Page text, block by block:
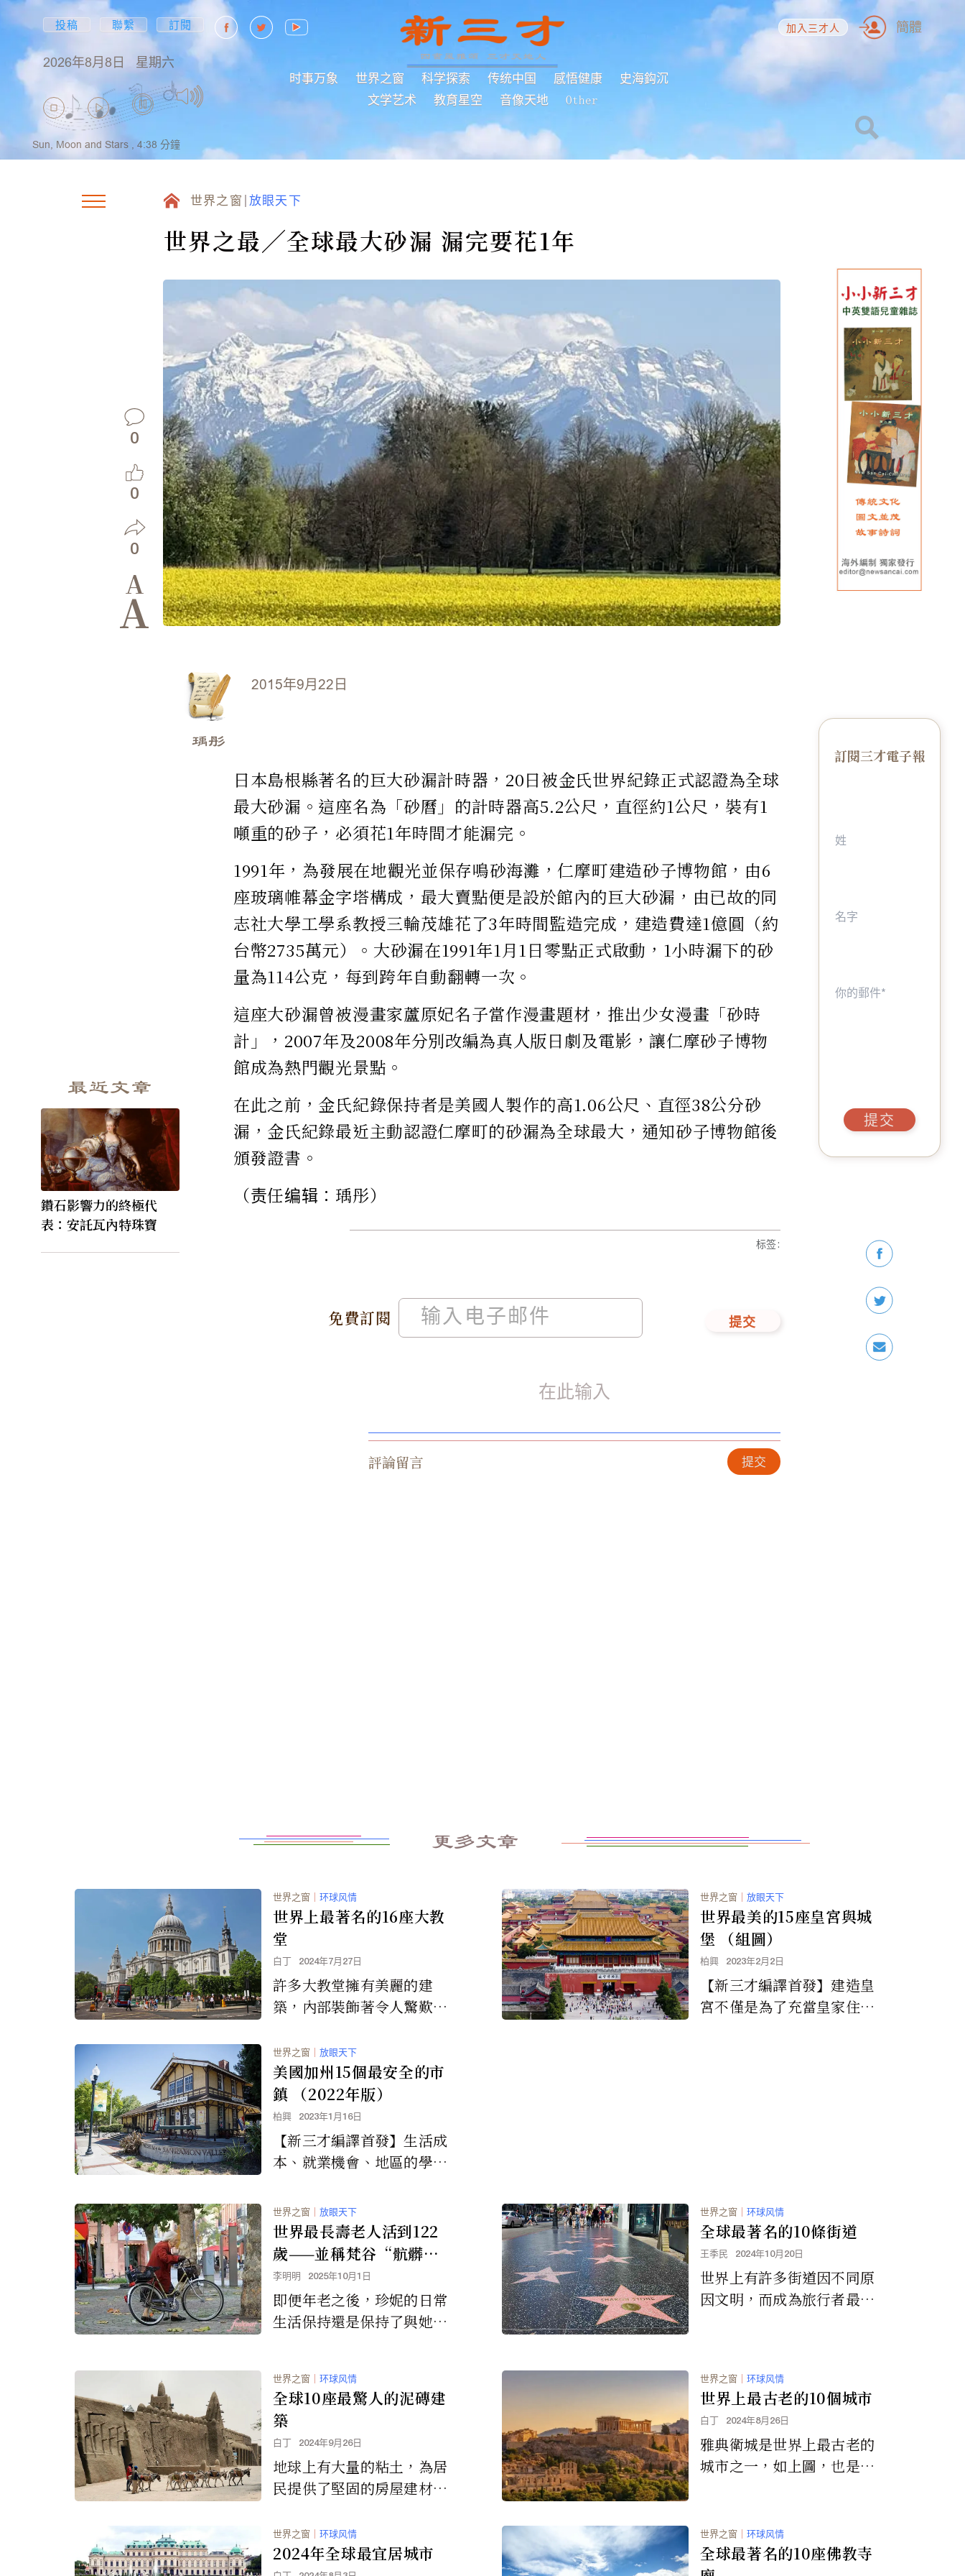
投稿 聯繫 訂閱
2026年8月8日 星期六
时事万象 世界之窗 科学探索 传统中国 感悟健康
史海鈎沉
文学艺术
教育星空 音像天地 Other
加入三才人 簡體
Sun, Moon and Stars , 4:38 分鐘
世界之窗 放眼天下
世界之最╱全球最大砂漏 漏完要花1年
0
0
0
A
A
最近文章
鑽石影響力的終極代
表：安託瓦內特珠寶
2015年9月22日
瑀彤
日本島根縣著名的巨大砂漏計時器，20日被金氏世界紀錄正式認證為全球
最大砂漏。這座名為「砂曆」的計時器高5.2公尺，直徑約1公尺，裝有1
噸重的砂子，必須花1年時間才能漏完。
1991年，為發展在地觀光並保存鳴砂海灘，仁摩町建造砂子博物館，由6
座玻璃帷幕金字塔構成，最大賣點便是設於館內的巨大砂漏，由已故的同
志社大學工學系教授三輪茂雄花了3年時間監造完成，建造費達1億圓（約
台幣2735萬元）。大砂漏在1991年1月1日零點正式啟動，1小時漏下的砂
量為114公克，每到跨年自動翻轉一次。
這座大砂漏曾被漫畫家蘆原妃名子當作漫畫題材，推出少女漫畫「砂時
計」，2007年及2008年分別改編為真人版日劇及電影，讓仁摩砂子博物
館成為熱門觀光景點。
在此之前，金氏紀錄保持者是美國人製作的高1.06公尺、直徑38公分砂
漏，金氏紀錄最近主動認證仁摩町的砂漏為全球最大，通知砂子博物館後
頒發證書。
（责任编辑：瑀彤）
免費訂閱 提交
标签:
評論留言 提交
訂閱三才電子報
提交
更多文章
世界之窗 ｜ 环球风情
世界上最著名的16座大教
堂
白丁 2024年7月27日
許多大教堂擁有美麗的建
築，內部裝飾著令人驚歎的
玻璃窗。這些令人驚歎的建
築深受信徒和遊客的喜愛，
如今已成為世界上最令人印
象深刻的藝術、建築和歷史
古跡之一。
世界之窗 ｜ 放眼天下
世界最美的15座皇宮與城
堡 （組圖）
柏興 2023年2月2日
【新三才編譯首發】建造皇
宮不僅是為了充當皇家住
世界之窗 ｜ 放眼天下
美國加州15個最安全的市
鎮 （2022年版）
柏興 2023年1月16日
【新三才編譯首發】生活成
本、就業機會、地區的學
在哪裡的重要因素。但是犯
罪率往往都是排在優先考...
世界之窗 ｜ 放眼天下
世界最長壽老人活到122
歲——並稱梵谷“骯髒又
可怕”
李明明 2025年10月1日
即便年老之後，珍妮的日常
生活保持還是保持了與她年
來第一件事就是禱告---長
時間的向上帝祈禱並試圖得
到她生命未來歸宿的答案。
世界之窗 ｜ 环球风情
全球最著名的10條街道
王季民 2024年10月20日
世界上有許多街道因不同原
因文明，而成為旅行者最常
世界之窗 ｜ 环球风情
全球10座最驚人的泥磚建
築
白丁 2024年9月26日
地球上有大量的粘土，為居
民提供了堅固的房屋建材。
用，一些泥磚建築可以持續
使用一千年。
世界之窗 ｜ 环球风情
世界上最古老的10個城市
白丁 2024年8月26日
雅典衛城是世界上最古老的
城市之一，如上圖，也是最
世界之窗 ｜ 环球风情
2024年全球最宜居城市
世界之窗 ｜ 环球风情
全球最著名的10座佛教寺